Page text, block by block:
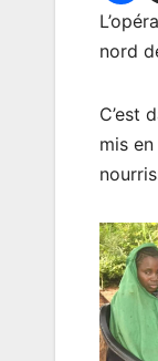
nord
C’est
mis